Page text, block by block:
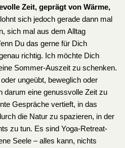
Zeit, geprägt von Wärme,
sich jedoch gerade dann mal
sich mal aus dem Alltag
Du das gerne für Dich
richtig. Ich möchte Dich
Sommer-Auszeit zu schenken.
ungeübt, beweglich oder
darum eine genussvolle Zeit zu
Gespräche vertieft, in das
die Natur zu spazieren, in der
zu tun. Es sind Yoga-Retreat-
Seele – alles kann, nichts